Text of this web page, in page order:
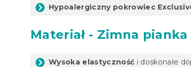
Hypoalergiczny pokrowiec
Materiał - Zimna pianka
Wysoka elastyczność i doskonałe